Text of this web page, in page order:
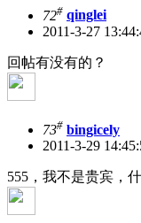
72# qinglei
2011-3-27
回帖有没有的？
73# bingicely
2011-3-29
555，我不是贵宾，